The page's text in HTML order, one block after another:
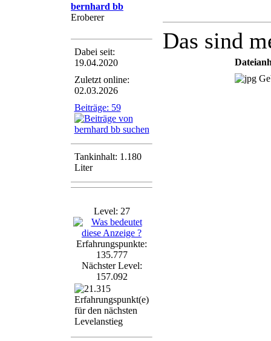
bernhard bb
Eroberer
Dabei seit:
19.04.2020
Zuletzt online:
02.03.2026
Beiträge: 59
Tankinhalt: 1.180
Liter
Level: 27
Erfahrungspunkte:
135.777
Nächster Level:
157.092
Das sind